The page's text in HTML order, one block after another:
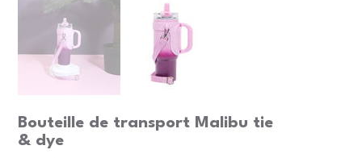
Bouteille de transport Malibu tie
& dye